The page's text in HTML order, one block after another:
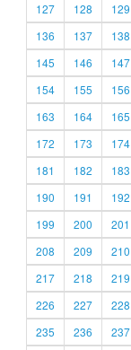
127
128 129
136
137 138
145
146 147
154
155 156
163
164 165
172
173 174
181
182 183
190
191 192
199
200 201
208
209 210
217
218 219
226
227 228
235
236 237